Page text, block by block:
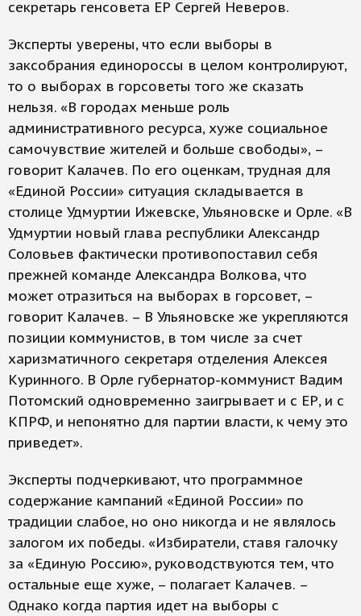
секретарь генсовета ЕР Сергей Неверов.
Эксперты уверены, что если выборы в
заксобрания единороссы в целом контролируют,
то о выборах в горсоветы того же сказать
нельзя. «В городах меньше роль
административного ресурса, хуже социальное
самочувствие жителей и больше свободы», –
говорит Калачев. По его оценкам, трудная для
«Единой России» ситуация складывается в
столице Удмуртии Ижевске, Ульяновске и Орле. «В
Удмуртии новый глава республики Александр
Соловьев фактически противопоставил себя
прежней команде Александра Волкова, что
может отразиться на выборах в горсовет, –
говорит Калачев. – В Ульяновске же укрепляются
позиции коммунистов, в том числе за счет
харизматичного секретаря отделения Алексея
Куринного. В Орле губернатор-коммунист Вадим
Потомский одновременно заигрывает и с ЕР, и с
КПРФ, и непонятно для партии власти, к чему это
приведет».
Эксперты подчеркивают, что программное
содержание кампаний «Единой России» по
традиции слабое, но оно никогда и не являлось
залогом их победы. «Избиратели, ставя галочку
за «Единую Россию», руководствуются тем, что
остальные еще хуже, – полагает Калачев. –
Однако когда партия идет на выборы с